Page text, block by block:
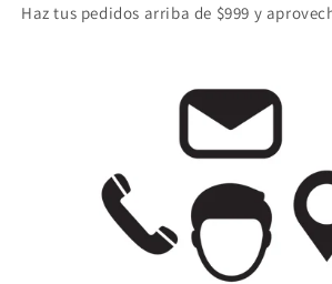
Haz tus pedidos arriba de $999 y